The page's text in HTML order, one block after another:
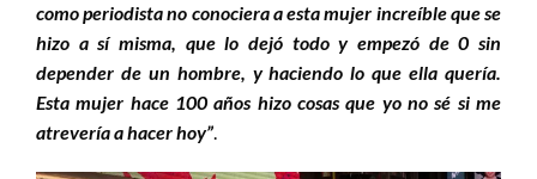
como periodista no conociera a esta mujer increíble que se
hizo a sí misma, que lo dejó todo y empezó de 0 sin
depender de un hombre, y haciendo lo que ella quería.
Esta mujer hace 100 años hizo cosas que yo no sé si me
atrevería a hacer hoy”.